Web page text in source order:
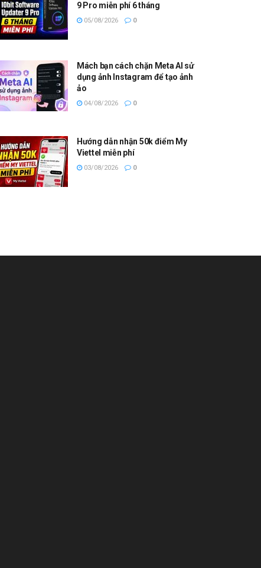
9 Pro miễn phí 6 tháng
05/08/2026 0
Mách bạn cách chặn Meta AI sử
dụng ảnh Instagram để tạo ảnh
ảo
04/08/2026 0
Hướng dẫn nhận 50k điểm My
Viettel miễn phí
03/08/2026 0